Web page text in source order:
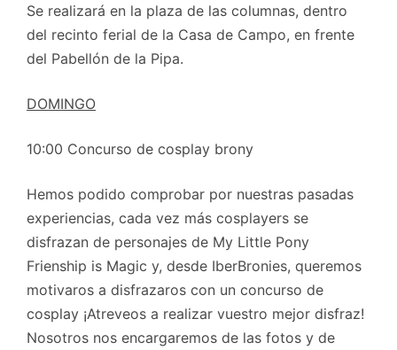
Se realizará en la plaza de las columnas, dentro
del recinto ferial de la Casa de Campo, en frente
del Pabellón de la Pipa.
DOMINGO
10:00 Concurso de cosplay brony
Hemos podido comprobar por nuestras pasadas
experiencias, cada vez más cosplayers se
disfrazan de personajes de My Little Pony
Frienship is Magic y, desde IberBronies, queremos
motivaros a disfrazaros con un concurso de
cosplay ¡Atreveos a realizar vuestro mejor disfraz!
Nosotros nos encargaremos de las fotos y de